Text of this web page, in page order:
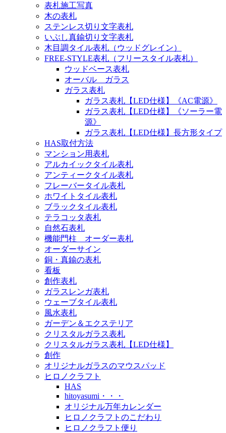
表札施工写真
木の表札
ステンレス切り文字表札
いぶし真鍮切り文字表札
木目調タイル表札（ウッドグレイン）
FREE-STYLE表札（フリースタイル表札）
ウッドベース表札
オーバル ガラス
ガラス表札
ガラス表札【LED仕様】《AC電源》
ガラス表札【LED仕様】《ソーラー電
源》
ガラス表札【LED仕様】長方形タイプ
HAS取付方法
マンション用表札
アルカイックタイル表札
アンティークタイル表札
フレーバータイル表札
ホワイトタイル表札
ブラックタイル表札
テラコッタ表札
自然石表札
機能門柱 オーダー表札
オーダーサイン
銅・真鍮の表札
看板
創作表札
ガラスレンガ表札
ウェーブタイル表札
風水表札
ガーデン＆エクステリア
クリスタルガラス表札
クリスタルガラス表札【LED仕様】
創作
オリジナルガラスのマウスパッド
ヒロノクラフト
HAS
hitoyasumi・・・
オリジナル万年カレンダー
ヒロノクラフトのこだわり
ヒロノクラフト便り